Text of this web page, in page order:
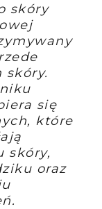
skóry
skóry.
się
które
skóry,
oraz